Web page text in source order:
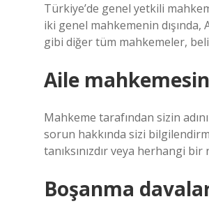
Türkiye’de genel yetkili
iki genel mahkemenin
gibi diğer tüm mahkemeler,
Aile
Mahkeme tarafından sizin
sorun hakkında sizi
tanıksınızdır veya herhangi
Boşanma